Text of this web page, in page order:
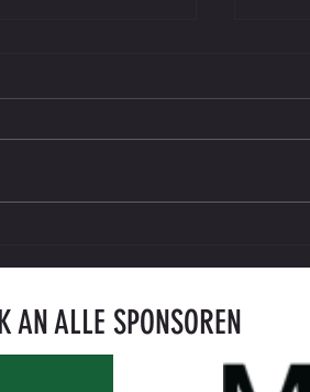
AN ALLE SPONSOREN